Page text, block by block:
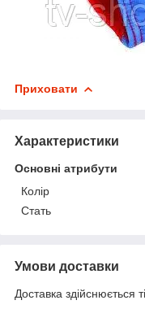
Приховати
Характеристики
Основні атрибути
Колір
Стать
Умови доставки
Доставка здійснюється